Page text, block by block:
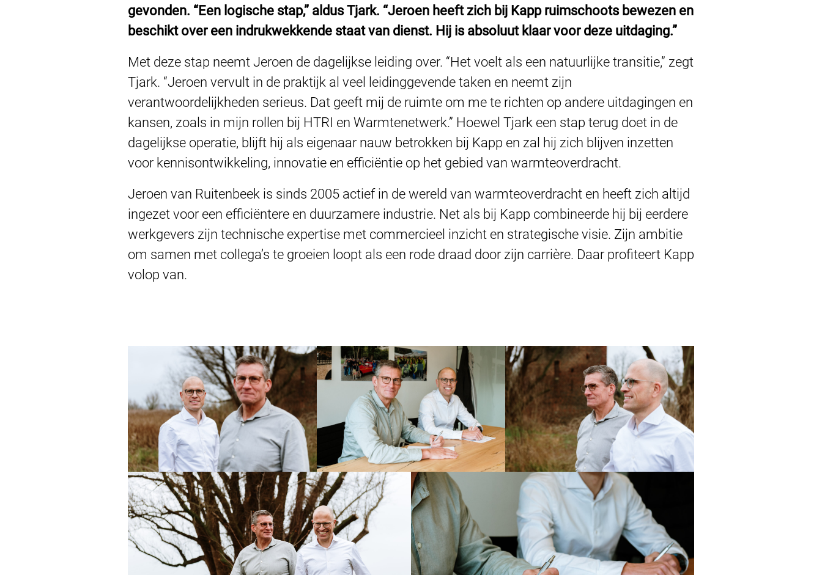
gevonden. “Een logische stap,” aldus Tjark. “Jeroen heeft zich bij Kapp ruimschoots bewezen en
beschikt over een indrukwekkende staat van dienst. Hij is absoluut klaar voor deze uitdaging.”
Met deze stap neemt Jeroen de dagelijkse leiding over. “Het voelt als een natuurlijke transitie,” zegt
Tjark. “Jeroen vervult in de praktijk al veel leidinggevende taken en neemt zijn
verantwoordelijkheden serieus. Dat geeft mij de ruimte om me te richten op andere uitdagingen en
kansen, zoals in mijn rollen bij HTRI en Warmtenetwerk.” Hoewel Tjark een stap terug doet in de
dagelijkse operatie, blijft hij als eigenaar nauw betrokken bij Kapp en zal hij zich blijven inzetten
voor kennisontwikkeling, innovatie en efficiëntie op het gebied van warmteoverdracht.
Jeroen van Ruitenbeek is sinds 2005 actief in de wereld van warmteoverdracht en heeft zich altijd
ingezet voor een efficiëntere en duurzamere industrie. Net als bij Kapp combineerde hij bij eerdere
werkgevers zijn technische expertise met commercieel inzicht en strategische visie. Zijn ambitie
om samen met collega’s te groeien loopt als een rode draad door zijn carrière. Daar profiteert Kapp
volop van.